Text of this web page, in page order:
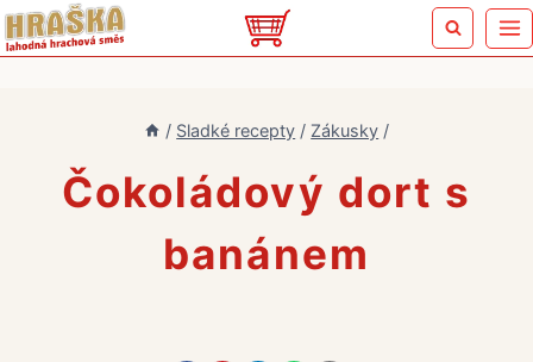
Přeskočit
na
/ Sladké recepty / Zákusky /
Čokoládový dort s
banánem